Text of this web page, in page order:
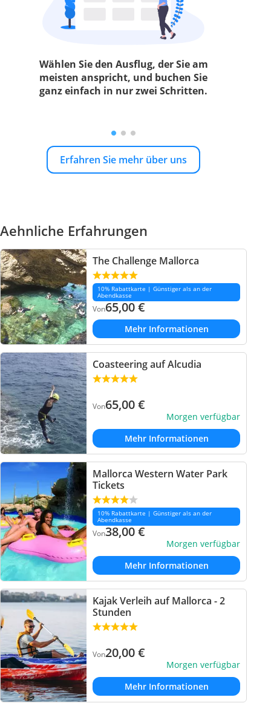
Wählen Sie den Ausflug, der Sie am
meisten anspricht, und buchen Sie
ganz einfach in nur zwei Schritten.
Erfahren Sie mehr über uns
Aehnliche Erfahrungen
The Challenge Mallorca
10% Rabattkarte | Günstiger als an der
Abendkasse
Von65,00€
Mehr Informationen
Coasteering auf Alcudia
Von65,00€
Morgen verfügbar
Mehr Informationen
Mallorca Western Water Park
Tickets
10% Rabattkarte | Günstiger als an der
Abendkasse
Von38,00€
Morgen verfügbar
Mehr Informationen
Kajak Verleih auf Mallorca - 2
Stunden
Von20,00€
Morgen verfügbar
Mehr Informationen